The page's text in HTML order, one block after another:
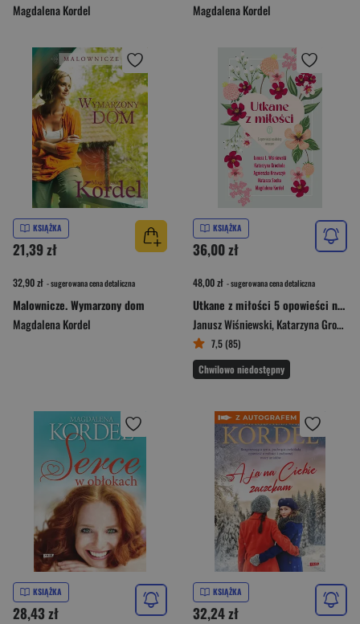
Magdalena Kordel
Magdalena Kordel
KSIĄŻKA
21,39 zł
32,90 zł - sugerowana cena detaliczna
Malownicze. Wymarzony dom
Magdalena Kordel
KSIĄŻKA
36,00 zł
48,00 zł - sugerowana cena detaliczna
Utkane z miłości 5 opowieści na dobry wieczór
Janusz Wiśniewski,Katarzyna Grochola
7,5 (85)
Chwilowo niedostępny
KSIĄŻKA
28,43 zł
KSIĄŻKA
32,24 zł